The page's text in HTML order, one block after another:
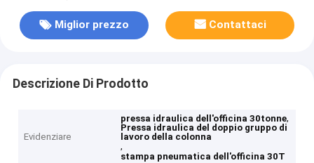
Miglior prezzo Contattaci
Descrizione Di Prodotto
Evidenziare
pressa idraulica dell'officina 30tonne,
Pressa idraulica del doppio gruppo di
lavoro della colonna
,
stampa pneumatica dell'officina 30T